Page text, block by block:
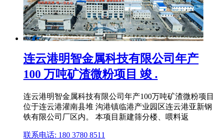
连云港明智金属科技有限公司年产
100 万吨矿渣微粉项目 竣 .
连云港明智金属科技有限公司年产100万吨矿渣微粉项目
位于连云港灌南县堆 沟港镇临港产业园区连云港亚新钢
铁有限公司厂区内。 本项目新建筛分楼、喂料返
联系电话: 180 3780 8511